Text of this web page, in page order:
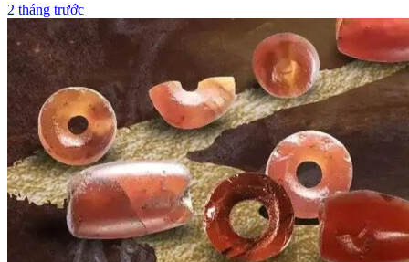
2 tháng trước